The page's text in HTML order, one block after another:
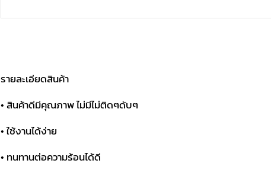
รายละเอียดสินค้า
• สินค้าดีมีคุณภาพ ไม่มีไม่ติดๆดับๆ
• ใช้งานได้ง่าย
• ทนทานต่อความร้อนได้ดี